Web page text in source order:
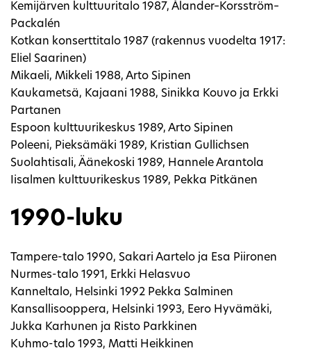
Kemijärven kulttuuritalo 1987, Ålander–Korsström–
Packalén
Kotkan konserttitalo 1987 (rakennus vuodelta 1917:
Eliel Saarinen)
Mikaeli, Mikkeli 1988, Arto Sipinen
Kaukametsä, Kajaani 1988, Sinikka Kouvo ja Erkki
Partanen
Espoon kulttuurikeskus 1989, Arto Sipinen
Poleeni, Pieksämäki 1989, Kristian Gullichsen
Suolahtisali, Äänekoski 1989, Hannele Arantola
Iisalmen kulttuurikeskus 1989, Pekka Pitkänen
1990-luku
Tampere-talo 1990, Sakari Aartelo ja Esa Piironen
Nurmes-talo 1991, Erkki Helasvuo
Kanneltalo, Helsinki 1992 Pekka Salminen
Kansallisooppera, Helsinki 1993, Eero Hyvämäki,
Jukka Karhunen ja Risto Parkkinen
Kuhmo-talo 1993, Matti Heikkinen